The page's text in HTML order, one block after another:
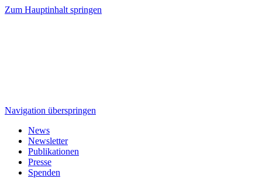
Zum Hauptinhalt springen
Navigation überspringen
News
Newsletter
Publikationen
Presse
Spenden